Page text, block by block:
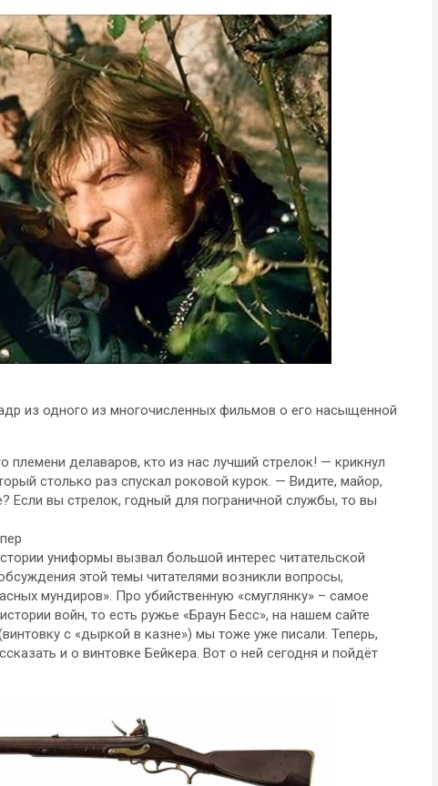
из одного из многочисленных фильмов о его насыщенной
племени делаваров, кто из нас лучший стрелок! — крикнул
столько раз спускал роковой курок. — Видите, майор,
Если вы стрелок, годный для пограничной службы, то вы
униформы вызвал большой интерес читательской
этой темы читателями возникли вопросы,
мундиров». Про убийственную «смуглянку» – самое
войн, то есть ружье «Браун Бесс», на нашем сайте
с «дыркой в казне») мы тоже уже писали. Теперь,
и о винтовке Бейкера. Вот о ней сегодня и пойдёт